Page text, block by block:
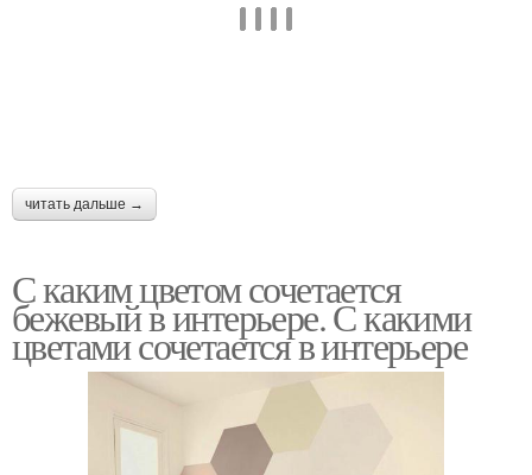
читать дальше →
С каким цветом сочетается
бежевый в интерьере. С какими
цветами сочетается в интерьере